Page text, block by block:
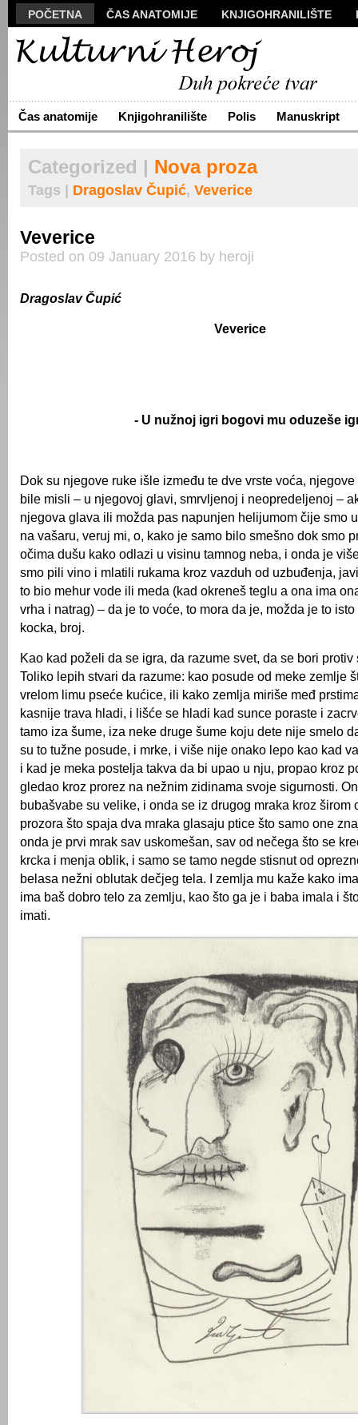
POČETNA ČAS ANATOMIJE KNJIGOHRANILIŠTE
MANUSKRIPT
VIZUALI
ARHIVA
O NAMA ŽIVA REČ KONTAKT
Čas anatomije Knjigohranilište Polis Manuskript
Categorized | Nova proza
Tags | Dragoslav Čupić, Veverice
Veverice
Posted on 09 January 2016 by heroji
Dragoslav Čupić
Veverice
- U nužnoj igri bogovi mu oduzeše
Dok su njegove ruke išle između te dve vrste voća,
bile misli – u njegovoj glavi, smrvljenoj i neopredeljenoj –
njegova glava ili možda pas napunjen helijumom čije smo
na vašaru, veruj mi, o, kako je samo bilo smešno dok smo
očima dušu kako odlazi u visinu tamnog neba, i onda je
smo pili vino i mlatili rukama kroz vazduh od uzbuđenja,
to bio mehur vode ili meda (kad okreneš teglu a ona ima
vrha i natrag) – da je to voće, to mora da je, možda je to
kocka, broj.
Kao kad poželi da se igra, da razume svet, da se bori protiv
Toliko lepih stvari da razume: kao posude od meke zemlje
vrelom limu pseće kućice, ili kako zemlja miriše međ
kasnije trava hladi, i lišće se hladi kad sunce poraste i
tamo iza šume, iza neke druge šume koju dete nije smelo
su to tužne posude, i mrke, i više nije onako lepo kao kad
i kad je meka postelja takva da bi upao u nju, propao kroz
gledao kroz prorez na nežnim zidinama svoje sigurnosti.
bubašvabe su velike, i onda se iz drugog mraka kroz širom
prozora što spaja dva mraka glasaju ptice što samo one
onda je prvi mrak sav uskomešan, sav od nečega što se
krcka i menja oblik, i samo se tamo negde stisnut od
belasa nežni oblutak dečjeg tela. I zemlja mu kaže kako
ima baš dobro telo za zemlju, kao što ga je i baba imala i
imati.